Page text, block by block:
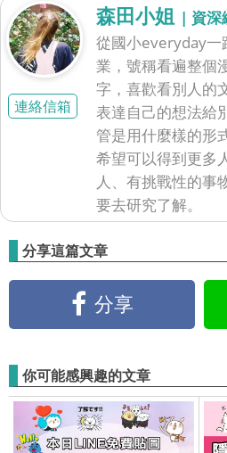
連絡信箱
森田小姐 | 資深
從國小everyday一
業，號稱看遍整個
字，喜歡看別人的
表達自己的想法給
管是用什麼樣的形
希望可以得到更多
人、有挑戰性的事
要去研究了解。
分享這篇文章
分享
你可能感興趣的文章